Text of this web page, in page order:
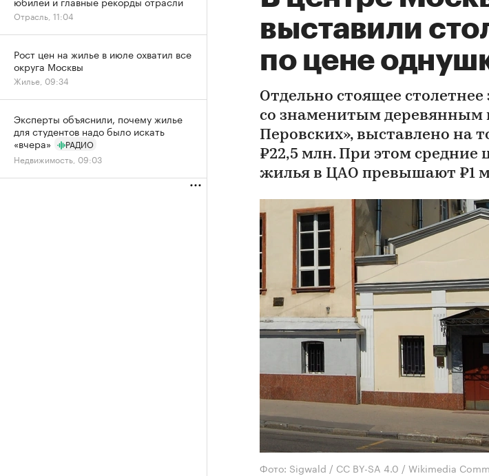
выставили
по цене
Отдельно стоящее
со знаменитым
Перовских», выставлено на
₽22,5 млн. При этом средние
жилья в ЦАО превышают ₽1
Фото: Sigwald / CC BY-SA 4.0 / Wikimedia
Отрасль, 11:04
Рост цен на жилье в июле охватил все
округа Москвы
Жилье, 09:34
Эксперты объяснили, почему жилье
для студентов надо было искать
«вчера»
РАДИО
Недвижимость, 09:03